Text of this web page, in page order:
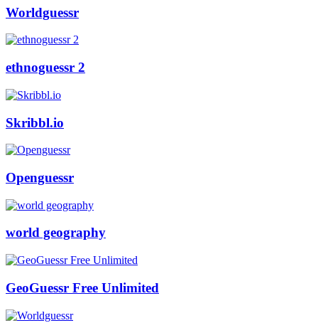
Worldguessr
ethnoguessr 2
Skribbl.io
Openguessr
world geography
GeoGuessr Free Unlimited